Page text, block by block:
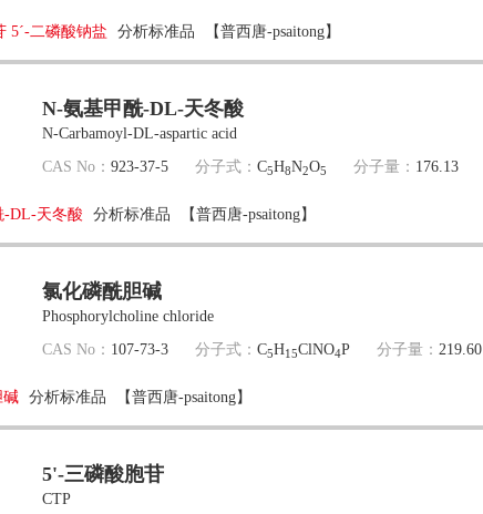
5ˊ-二磷酸钠盐 分析标准品 【普西唐-psaitong】
N-氨基甲酰-DL-天冬酸
N-​Carbamoyl-​DL-​aspartic acid
CAS No： 923-37-5 分子式： C5H8N2O5 分子量： 176.13
-DL-天冬酸 分析标准品 【普西唐-psaitong】
氯化磷酰胆碱
Phosphorylcholine chloride
CAS No： 107-73-3 分子式： C5H15ClNO4P 分子量： 219.60
碱 分析标准品 【普西唐-psaitong】
5'-三磷酸胞苷
CTP